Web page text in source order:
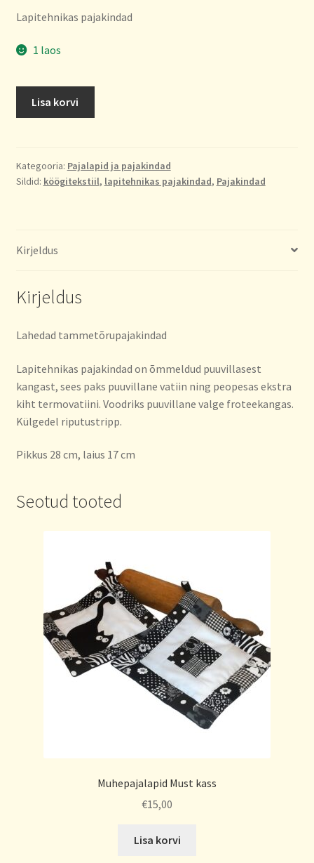
Lapitehnikas pajakindad
1 laos
Lisa korvi
Kategooria: Pajalapid ja pajakindad
Sildid: köögitekstiil, lapitehnikas pajakindad, Pajakindad
Kirjeldus
Kirjeldus
Lahedad tammetõrupajakindad
Lapitehnikas pajakindad on õmmeldud puuvillasest
kangast, sees paks puuvillane vatiin ning peopesas ekstra
kiht termovatiini. Voodriks puuvillane valge froteekangas.
Külgedel riputustripp.
Pikkus 28 cm, laius 17 cm
Seotud tooted
Muhepajalapid Must kass
€15,00
Lisa korvi